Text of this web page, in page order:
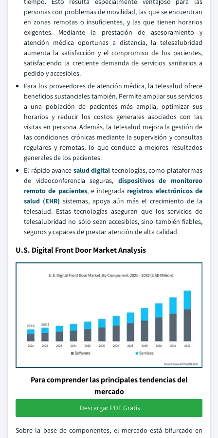
personas con problemas de movilidad, las que se encuentran
en zonas remotas o insuficientes, y las que tienen horarios
exigentes. Mediante la prestación de asesoramiento y
atención médica oportunas a distancia, la telesalubridad
aumenta la satisfacción y el compromiso de los pacientes,
satisfaciendo la creciente demanda de servicios sanitarios a
pedido y accesibles.
Para los proveedores de atención médica, la telesalud ofrece
beneficios sustanciales también. Permite ampliar sus servicios
a una población de pacientes más amplia, optimizar sus
horarios y reducir los costos generales asociados con las
visitas en persona. Además, la telesalud mejora la gestión de
las condiciones crónicas mediante la supervisión y consultas
regulares y remotas, lo que conduce a mejores resultados
generales de los pacientes.
El rápido avance salud digital tecnologías, como plataformas
de videoconferencia seguras, dispositivos de monitoreo
remoto de pacientes, e integrada registros electrónicos de
salud (EHR) sistemas, apoya aún más el crecimiento de la
telesalud. Estas tecnologías aseguran que los servicios de
telesalubridad no sólo sean accesibles, sino también fiables,
seguros y capaces de prestar atención de alta calidad.
U.S. Digital Front Door Market Analysis
Para comprender las principales tendencias del
mercado
Descargar PDF Gratis
Sobre la base de componentes, el mercado está bifurcado en